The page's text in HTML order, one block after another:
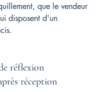
que le vendeur
disposent d'un
réflexion
réception